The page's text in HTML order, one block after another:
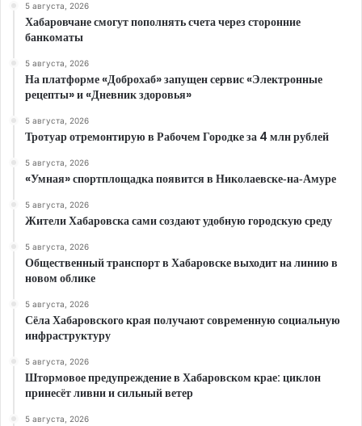
5 августа, 2026
Хабаровчане смогут пополнять счета через сторонние
банкоматы
5 августа, 2026
На платформе «Доброхаб» запущен сервис «Электронные
рецепты» и «Дневник здоровья»
5 августа, 2026
Тротуар отремонтирую в Рабочем Городке за 4 млн рублей
5 августа, 2026
«Умная» спортплощадка появится в Николаевске‑на‑Амуре
5 августа, 2026
Жители Хабаровска сами создают удобную городскую среду
5 августа, 2026
Общественный транспорт в Хабаровске выходит на линию в
новом облике
5 августа, 2026
Сёла Хабаровского края получают современную социальную
инфраструктуру
5 августа, 2026
Штормовое предупреждение в Хабаровском крае: циклон
принесёт ливни и сильный ветер
5 августа, 2026